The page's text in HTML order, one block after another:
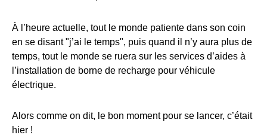
À l’heure actuelle, tout le monde patiente dans son coin
en se disant "j’ai le temps", puis quand il n’y aura plus de
temps, tout le monde se ruera sur les services d’aides à
l’installation de borne de recharge pour véhicule
électrique.
Alors comme on dit, le bon moment pour se lancer, c’était
hier !